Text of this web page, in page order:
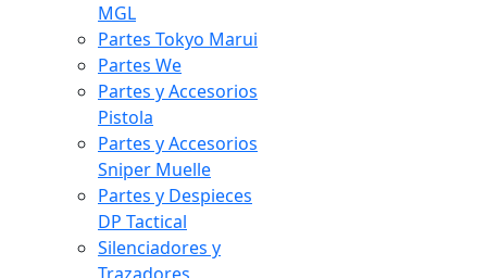
MGL
Partes Tokyo Marui
Partes We
Partes y Accesorios
Pistola
Partes y Accesorios
Sniper Muelle
Partes y Despieces
DP Tactical
Silenciadores y